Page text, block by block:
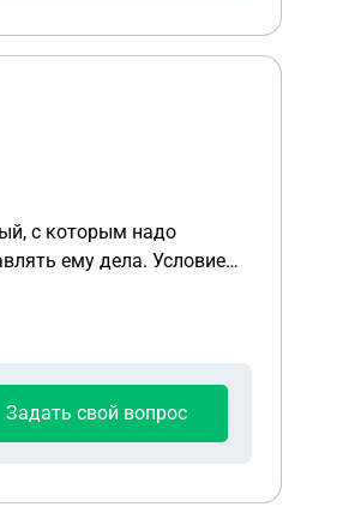
ему дела. Условие
дела и
Задать свой вопрос